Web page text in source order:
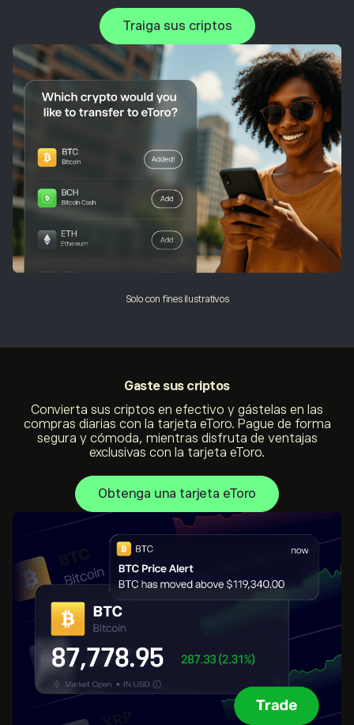
Traiga sus criptos
Solo con fines ilustrativos
Gaste sus criptos
Convierta sus criptos en efectivo y gástelas en las
compras diarias con la tarjeta eToro. Pague de forma
segura y cómoda, mientras disfruta de ventajas
exclusivas con la tarjeta eToro.
Obtenga una tarjeta eToro